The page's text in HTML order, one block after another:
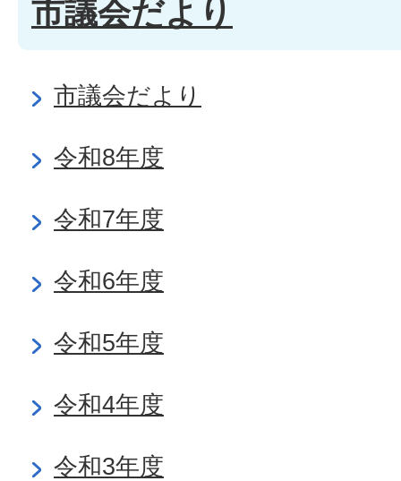
市議会だより
市議会だより
令和8年度
令和7年度
令和6年度
令和5年度
令和4年度
令和3年度